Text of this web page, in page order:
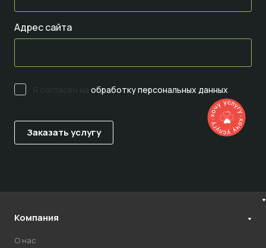
Адрес сайта
Я согласен на обработку персональных данных
Компания
О нас